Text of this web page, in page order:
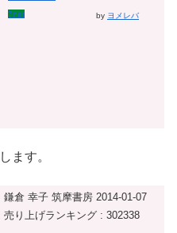
7net
by ヨメレバ
ます。
鎌倉 幸子 筑摩書房 2014-01-07
売り上げランキング : 302338